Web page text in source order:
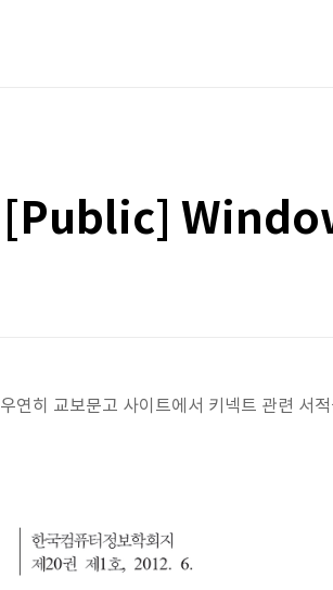
[Public]
우연히 교보문고 사이트에서 키넥트 관련 서